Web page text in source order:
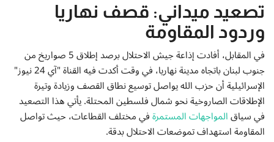
تصعيد ميداني: قصف نهاريا
وردود المقاومة
في المقابل، أفادت إذاعة جيش الاحتلال برصد إطلاق 5 صواريخ من
جنوب لبنان باتجاه مدينة نهاريا، في وقت أكدت فيه القناة "آي 24 نيوز"
الإسرائيلية أن حزب الله يواصل توسيع نطاق القصف وزيادة وتيرة
الإطلاقات الصاروخية نحو شمال فلسطين المحتلة. يأتي هذا التصعيد
في سياقالمواجهات المستمرةفي مختلف القطاعات، حيث تواصل
المقاومة استهداف تموضعات الاحتلال بدقة.